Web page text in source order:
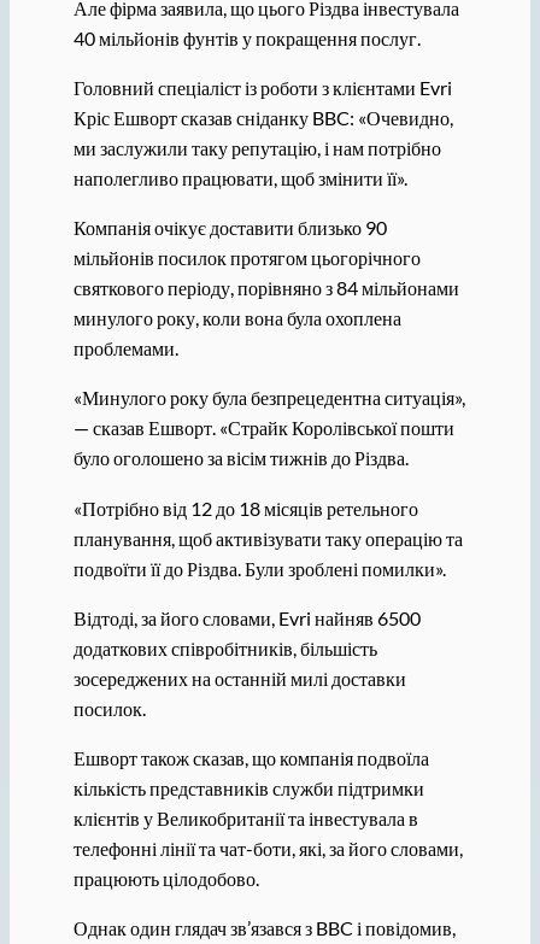
Але фірма заявила, що цього Різдва інвестувала
40 мільйонів фунтів у покращення послуг.
Головний спеціаліст із роботи з клієнтами Evri
Кріс Ешворт сказав сніданку BBC: «Очевидно,
ми заслужили таку репутацію, і нам потрібно
наполегливо працювати, щоб змінити її».
Компанія очікує доставити близько 90
мільйонів посилок протягом цьогорічного
святкового періоду, порівняно з 84 мільйонами
минулого року, коли вона була охоплена
проблемами.
«Минулого року була безпрецедентна ситуація»,
— сказав Ешворт. «Страйк Королівської пошти
було оголошено за вісім тижнів до Різдва.
«Потрібно від 12 до 18 місяців ретельного
планування, щоб активізувати таку операцію та
подвоїти її до Різдва. Були зроблені помилки».
Відтоді, за його словами, Evri найняв 6500
додаткових співробітників, більшість
зосереджених на останній милі доставки
посилок.
Ешворт також сказав, що компанія подвоїла
кількість представників служби підтримки
клієнтів у Великобританії та інвестувала в
телефонні лінії та чат-боти, які, за його словами,
працюють цілодобово.
Однак один глядач зв’язався з BBC і повідомив,